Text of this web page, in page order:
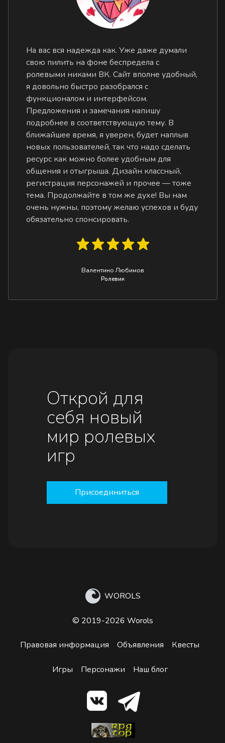
На вас вся надежда как. Уже даже думали
свою пилить на фоне беспредела с
ролевыми никами ВК. Сайт вполне удобный,
я довольно быстро разобрался с
функционалом и интерфейсом.
Предложения и замечания напишу
подробнее в соответствующую тему. В
ближайшее время, я уверен, будет наплыв
новых пользователей, так что надо сделать
ресурс как можно более удобным для
общения и отыгрыша. Дизайн классный,
регистрация персонажей и прочее — тоже
тема. Продолжайте в том же духе! Вы нам
очень нужны, поэтому желаю успехов и буду
обязательно спонсировать.
Валентино Любимов
Ролевик
Открой для
себя новый
мир ролевых
игр
Присоединиться
WOROLS
© 2019-2026 Worols
Правовая информация Объявления Квесты
Игры Персонажи Наш блог